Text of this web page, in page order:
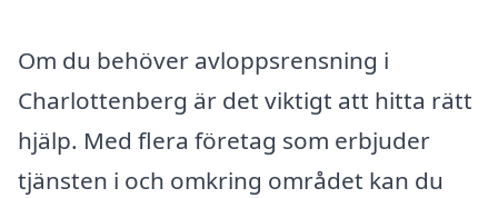
Om du behöver avloppsrensning i
Charlottenberg är det viktigt att hitta rätt
hjälp. Med flera företag som erbjuder
tjänsten i och omkring området kan du